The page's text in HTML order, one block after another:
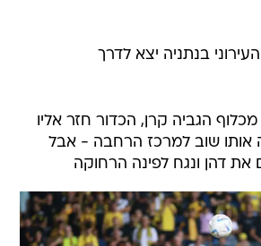
בנתניה יצא לדרך
מכלוף הגביה קרן, הכדור חזר אליו
אותו שוב למרכז הרחבה - אבל
דהן ונגח לפינה הרחוקה